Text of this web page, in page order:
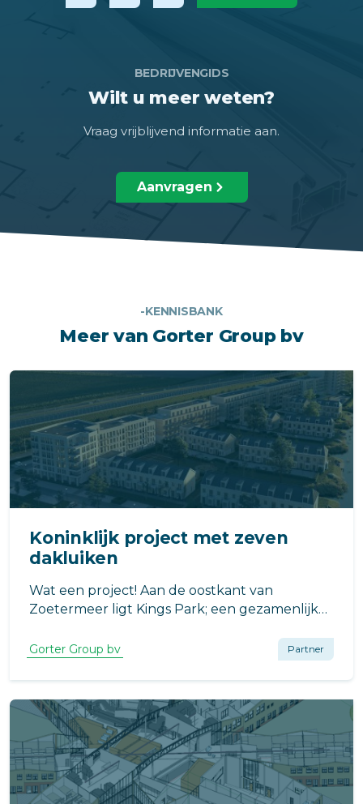
BEDRIJVENGIDS
Wilt u meer weten?
Vraag vrijblijvend informatie aan.
Aanvragen
-KENNISBANK
Meer van Gorter Group bv
Koninklijk project met zeven
dakluiken
Wat een project! Aan de oostkant van
Zoetermeer ligt Kings Park; een gezamenlijke
Ballast Nedam West.
Gorter Group bv Partner